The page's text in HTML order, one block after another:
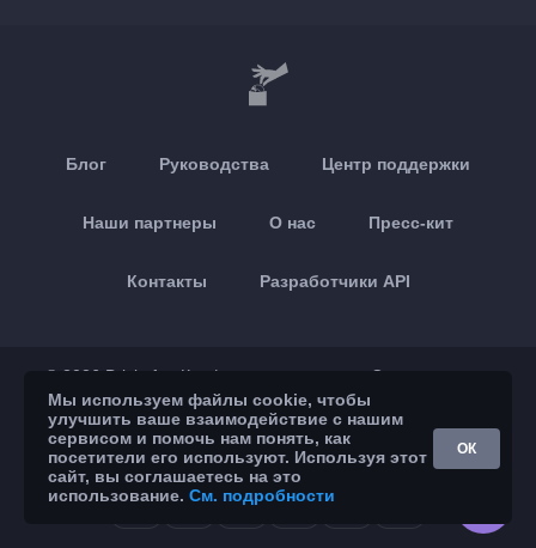
Блог Руководства Центр поддержки
Наши партнеры О нас Пресс-кит
Контакты Разработчики API
© 2026 Brickoft Конфиденциальность Статус сервиса
App Store Google Play
Мы используем файлы cookie, чтобы
улучшить ваше взаимодействие с нашим
сервисом и помочь нам понять, как
посетители его используют. Используя этот
сайт, вы соглашаетесь на это
использование. См. подробности
ОК